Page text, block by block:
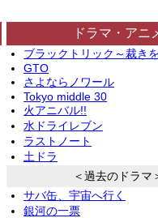
ドラマ・アニ
ブラックトリック～裁き
GTO
さよならノワール
Tokyo middle 30
火アニバル!!
水ドライレブン
ラストノート
土ドラ
＜過去のドラマ
サバ缶、宇宙へ行く
銀河の一票